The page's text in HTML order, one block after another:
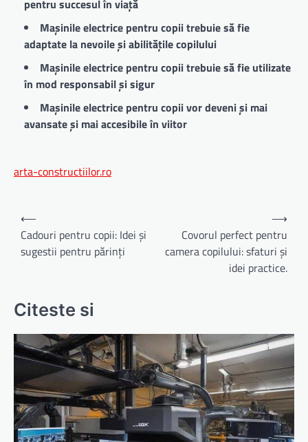
pentru succesul în viață
Mașinile electrice pentru copii trebuie să fie
adaptate la nevoile și abilitățile copilului
Mașinile electrice pentru copii trebuie să fie utilizate
în mod responsabil și sigur
Mașinile electrice pentru copii vor deveni și mai
avansate și mai accesibile în viitor
arta-constructiilor.ro
Navigare
în
articole
⟵
Cadouri pentru copii: Idei și
sugestii pentru părinți
Covorul perfect pentru
camera copilului: sfaturi și
idei practice.
⟶
Citeste si